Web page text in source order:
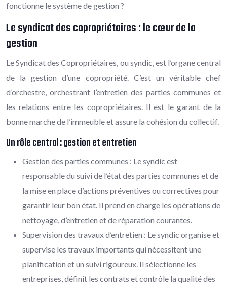
fonctionne le système de gestion ?
Le syndicat des copropriétaires : le cœur de la
gestion
Le Syndicat des Copropriétaires, ou syndic, est l’organe central
de la gestion d’une copropriété. C’est un véritable chef
d’orchestre, orchestrant l’entretien des parties communes et
les relations entre les copropriétaires. Il est le garant de la
bonne marche de l’immeuble et assure la cohésion du collectif.
Un rôle central : gestion et entretien
Gestion des parties communes : Le syndic est
responsable du suivi de l’état des parties communes et de
la mise en place d’actions préventives ou correctives pour
garantir leur bon état. Il prend en charge les opérations de
nettoyage, d’entretien et de réparation courantes.
Supervision des travaux d’entretien : Le syndic organise et
supervise les travaux importants qui nécessitent une
planification et un suivi rigoureux. Il sélectionne les
entreprises, définit les contrats et contrôle la qualité des